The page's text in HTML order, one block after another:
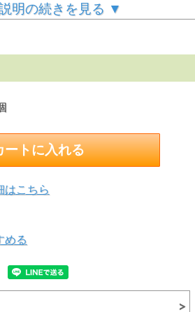
ット・畳の床に使えます。
ど表面が硬くて凸凹しているよう
方型）やキャップタイプは４点支
程度、プロ用は2本使用で200kg
ます。接地面積や床の種類により異
した家具等は、踏み台として使用し
ありますが、防音材ほどの防音効果
かるようにセットしてください。
明の続きを見る ▼
はこちら
める